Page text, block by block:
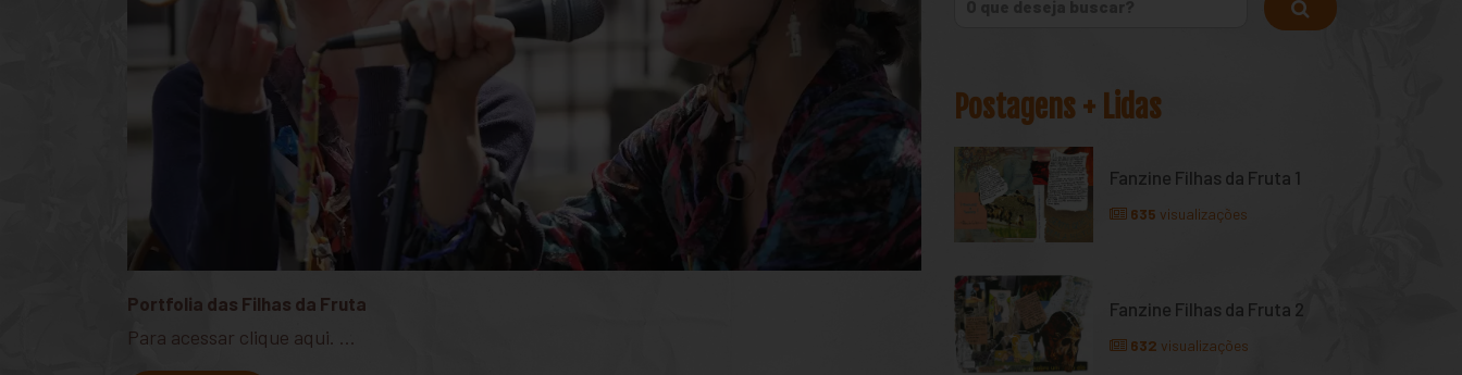
Portfolia das Filhas da Fruta
Para acessar clique aqui. ...
Postagens + Lidas
Fanzine Filhas da Fruta 1
635 visualizações
Fanzine Filhas da Fruta 2
632 visualizações